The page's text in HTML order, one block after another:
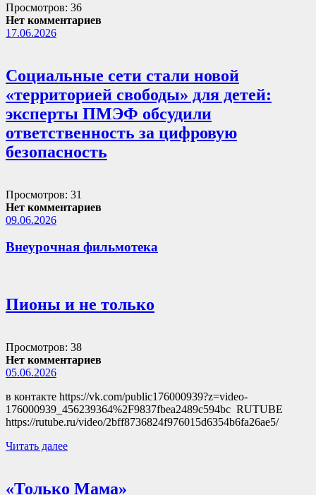
Просмотров: 36
Нет комментариев
17.06.2026
Социальные сети стали новой
«территорией свободы» для детей:
эксперты ПМЭФ обсудили
ответственность за цифровую
безопасность
Просмотров: 31
Нет комментариев
09.06.2026
Внеурочная фильмотека
Пионы и не только
Просмотров: 38
Нет комментариев
05.06.2026
в контакте https://vk.com/public176000939?z=video-
176000939_456239364%2F9837fbea2489c594bc RUTUBE
https://rutube.ru/video/2bff8736824f976015d6354b6fa26ae5/
Читать далее
«Только Мама»